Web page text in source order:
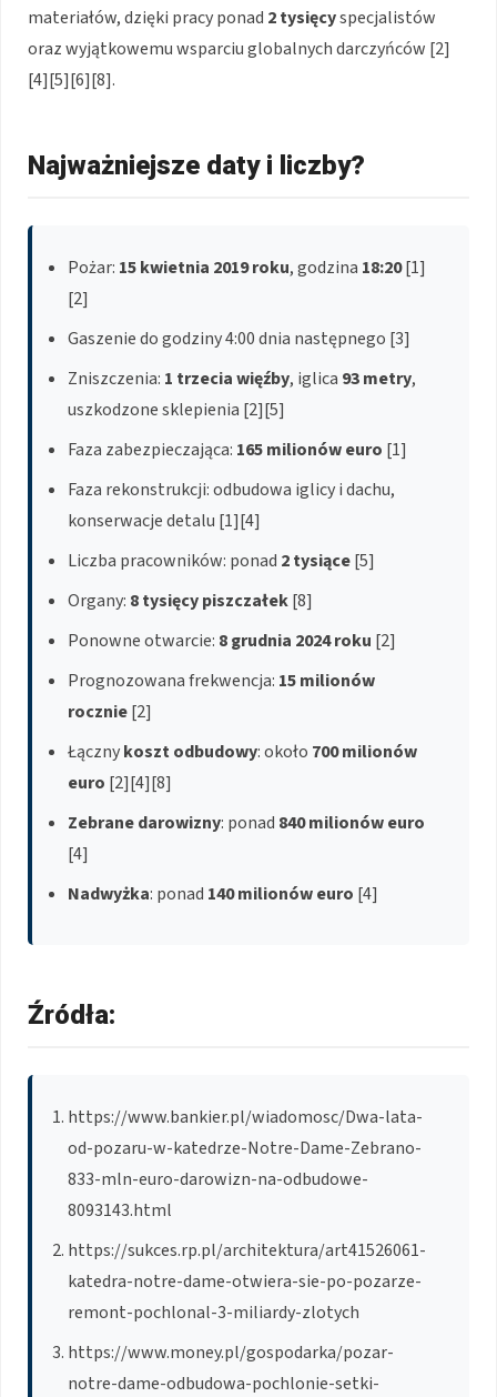
materiałów, dzięki pracy ponad 2 tysięcyspecjalistów
oraz wyjątkowemu wsparciu globalnych darczyńców [2]
[4][5][6][8].
Najważniejsze daty i liczby?
Pożar: 15 kwietnia 2019 roku, godzina 18:20[1]
[2]
Gaszenie do godziny 4:00 dnia następnego [3]
Zniszczenia: 1 trzecia więźby, iglica 93 metry,
uszkodzone sklepienia [2][5]
Faza zabezpieczająca: 165 milionów euro [1]
Faza rekonstrukcji: odbudowa iglicy i dachu,
konserwacje detalu [1][4]
Liczba pracowników: ponad 2 tysiące[5]
Organy: 8 tysięcy piszczałek[8]
Ponowne otwarcie: 8 grudnia 2024 roku [2]
Prognozowana frekwencja: 15 milionów
rocznie[2]
Łącznykoszt odbudowy: około 700 milionów
euro [2][4][8]
Zebrane darowizny: ponad 840 milionów euro
[4]
Nadwyżka: ponad 140 milionów euro [4]
Źródła:
https://www.bankier.pl/wiadomosc/Dwa-lata-
od-pozaru-w-katedrze-Notre-Dame-Zebrano-
833-mln-euro-darowizn-na-odbudowe-
8093143.html
https://sukces.rp.pl/architektura/art41526061-
katedra-notre-dame-otwiera-sie-po-pozarze-
remont-pochlonal-3-miliardy-zlotych
https://www.money.pl/gospodarka/pozar-
notre-dame-odbudowa-pochlonie-setki-